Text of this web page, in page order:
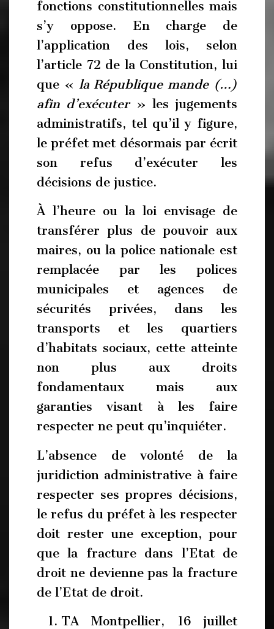
fonctions constitutionnelles mais
s’y oppose. En charge de
l’application des lois, selon
l’article 72 de la Constitution, lui
que « la République mande (…)
afin d’exécuter» les jugements
administratifs, tel qu’il y figure,
le préfet met désormais par écrit
son refus d’exécuter les
décisions de justice.
À l’heure ou la loi envisage de
transférer plus de pouvoir aux
maires, ou la police nationale est
remplacée par les polices
municipales et agences de
sécurités privées, dans les
transports et les quartiers
d’habitats sociaux, cette atteinte
non plus aux droits
fondamentaux mais aux
garanties visant à les faire
respecter ne peut qu’inquiéter.
L’absence de volonté de la
juridiction administrative à faire
respecter ses propres décisions,
le refus du préfet à les respecter
doit rester une exception, pour
que la fracture dans l’Etat de
droit ne devienne pas la fracture
de l’Etat de droit.
TA Montpellier, 16 juillet